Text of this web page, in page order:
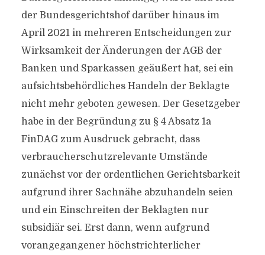
der Bundesgerichtshof darüber hinaus im
April 2021 in mehreren Entscheidungen zur
Wirksamkeit der Änderungen der AGB der
Banken und Sparkassen geäußert hat, sei ein
aufsichtsbehördliches Handeln der Beklagte
nicht mehr geboten gewesen. Der Gesetzgeber
habe in der Begründung zu § 4 Absatz 1a
FinDAG zum Ausdruck gebracht, dass
verbraucherschutzrelevante Umstände
zunächst vor der ordentlichen Gerichtsbarkeit
aufgrund ihrer Sachnähe abzuhandeln seien
und ein Einschreiten der Beklagten nur
subsidiär sei. Erst dann, wenn aufgrund
vorangegangener höchstrichterlicher